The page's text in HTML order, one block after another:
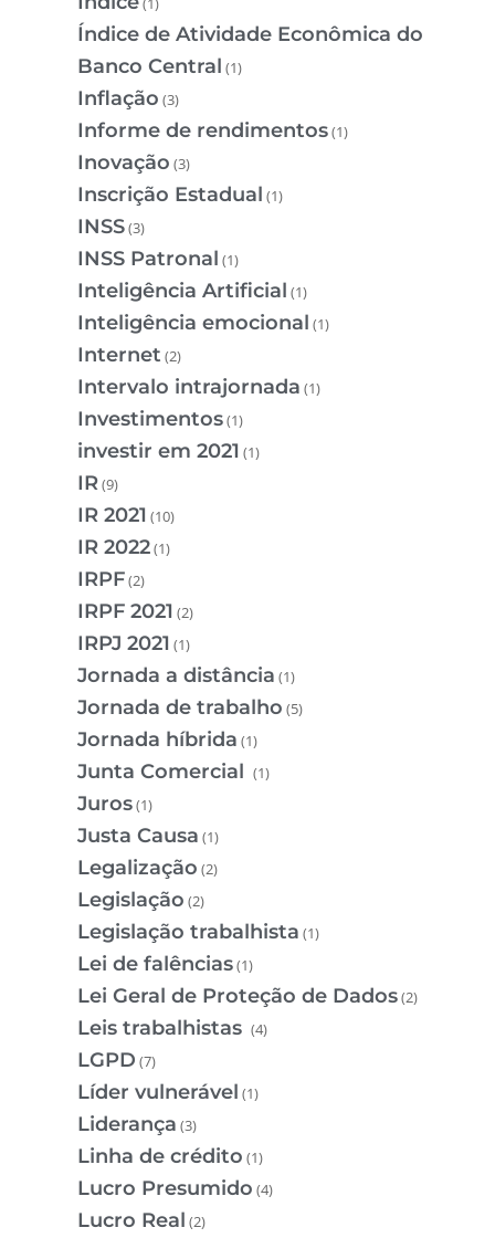
Índice de Atividade Econômica do
Banco Central (1)
Inflação (3)
Informe de rendimentos(1)
Inovação (3)
Inscrição Estadual (1)
INSS(3)
INSS Patronal (1)
Inteligência Artificial (1)
Inteligência emocional (1)
Internet (2)
Intervalo intrajornada (1)
Investimentos(1)
investir em 2021 (1)
IR(9)
IR 2021 (10)
IR 2022(1)
IRPF(2)
IRPF 2021 (2)
IRPJ 2021 (1)
Jornada a distância (1)
Jornada de trabalho (5)
Jornada híbrida (1)
Junta Comercial (1)
Juros(1)
Justa Causa (1)
Legalização (2)
Legislação (2)
Legislação trabalhista (1)
Lei de falências(1)
Lei Geral de Proteção de Dados(2)
Leis trabalhistas (4)
LGPD (7)
Líder vulnerável (1)
Liderança (3)
Linha de crédito (1)
Lucro Presumido (4)
Lucro Real (2)